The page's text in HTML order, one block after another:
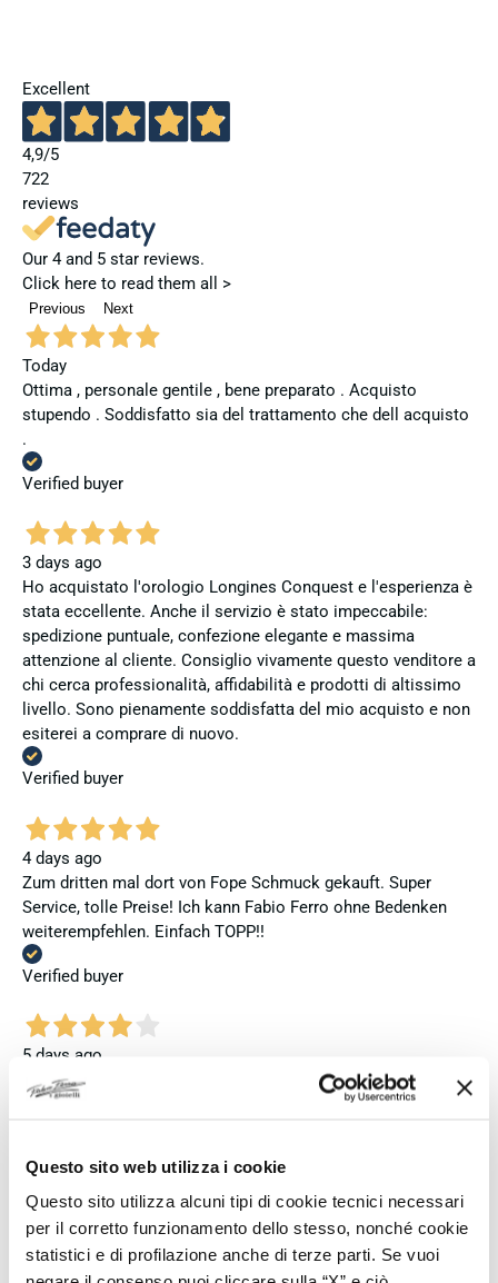
Questo sito web utilizza i cookie
Questo sito utilizza alcuni tipi di cookie tecnici necessari
per il corretto funzionamento dello stesso, nonché cookie
statistici e di profilazione anche di terze parti. Se vuoi
Excellent
4,9/5
722
reviews
Our 4 and 5 star reviews.
Click here to read them all >
Previous Next
Today
Ottima , personale gentile , bene preparato . Acquisto
stupendo . Soddisfatto sia del trattamento che dell acquisto
.
Verified buyer
3 days ago
Ho acquistato l'orologio Longines Conquest e l'esperienza è
stata eccellente. Anche il servizio è stato impeccabile:
spedizione puntuale, confezione elegante e massima
attenzione al cliente. Consiglio vivamente questo venditore a
chi cerca professionalità, affidabilità e prodotti di altissimo
livello. Sono pienamente soddisfatta del mio acquisto e non
esiterei a comprare di nuovo.
Verified buyer
4 days ago
Zum dritten mal dort von Fope Schmuck gekauft. Super
Service, tolle Preise! Ich kann Fabio Ferro ohne Bedenken
weiterempfehlen. Einfach TOPP!!
Verified buyer
5 days ago
Ich bin insgesamt mit meinem Kauf zufrieden. Die Uhr ist
neu, original und funktioniert einwandfrei. Besonders positiv
Seiko-Garantieschein. Der Versand war außerdem schnell.
Dennoch vergebe ich 4 statt 5 Sterne, da die Lieferung nicht
meinen Erwartungen an einen autorisierten Seiko-Händler
entsprach. Die Uhr kam ohne die üblichen Schutzfolien am
Armband, die Originalverpackung entsprach nicht der